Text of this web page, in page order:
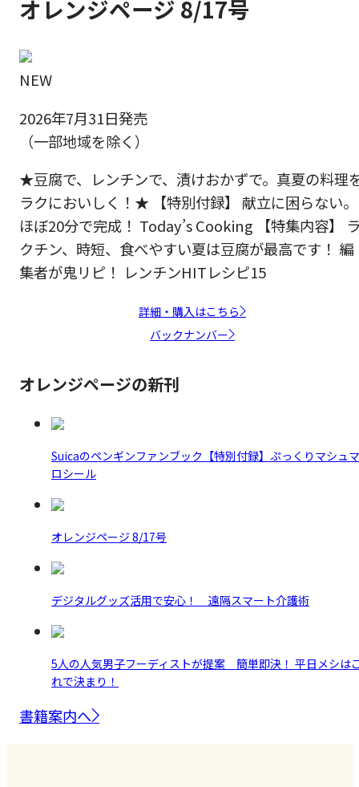
オレンジページ 8/17号
NEW
2026年7月31日発売
（一部地域を除く）
★豆腐で、レンチンで、漬けおかずで。真夏の料理
ラクにおいしく！★ 【特別付録】 献立に困らない。
ほぼ20分で完成！ Today’s Cooking 【特集内容】
クチン、時短、食べやすい夏は豆腐が最高です！ 編
集者が鬼リピ！ レンチンHITレシピ15
詳細・購入はこちら
バックナンバー
オレンジページの新刊
Suicaのペンギンファンブック【特別付録】ぷっくりマシュマ
ロシール
オレンジページ 8/17号
デジタルグッズ活用で安心！ 遠隔スマート介護術
5人の人気男子フーディストが提案 簡単即決！ 平日メシは
れで決まり！
書籍案内へ